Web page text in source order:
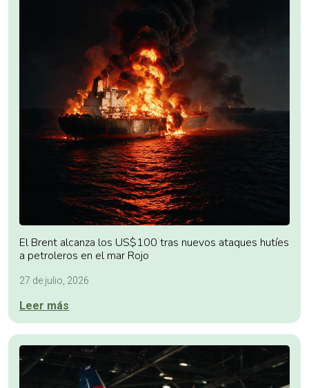
El Brent alcanza los US$100 tras nuevos ataques hutíes
a petroleros en el mar Rojo
27 de julio, 2026
Leer más